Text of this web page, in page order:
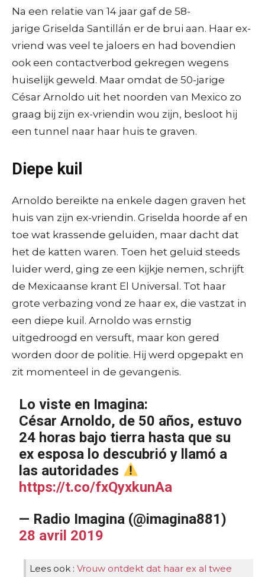
Na een relatie van 14 jaar gaf de 58-
jarige Griselda Santillán er de brui aan. Haar ex-
vriend was veel te jaloers en had bovendien
ook een contactverbod gekregen wegens
huiselijk geweld. Maar omdat de 50-jarige
César Arnoldo uit het noorden van Mexico zo
graag bij zijn ex-vriendin wou zijn, besloot hij
een tunnel naar haar huis te graven.
Diepe kuil
Arnoldo bereikte na enkele dagen graven het
huis van zijn ex-vriendin. Griselda hoorde af en
toe wat krassende geluiden, maar dacht dat
het de katten waren. Toen het geluid steeds
luider werd, ging ze een kijkje nemen, schrijft
de Mexicaanse krant El Universal. Tot haar
grote verbazing vond ze haar ex, die vastzat in
een diepe kuil. Arnoldo was ernstig
uitgedroogd en versuft, maar kon gered
worden door de politie. Hij werd opgepakt en
zit momenteel in de gevangenis.
Lo viste en Imagina:
César Arnoldo, de 50 años, estuvo
24 horas bajo tierra hasta que su
ex esposa lo descubrió y llamó a
las autoridades
https://t.co/fxQyxkunAa
— Radio Imagina (@imagina881)
28 avril 2019
Lees ook : Vrouw ontdekt dat haar ex al twee